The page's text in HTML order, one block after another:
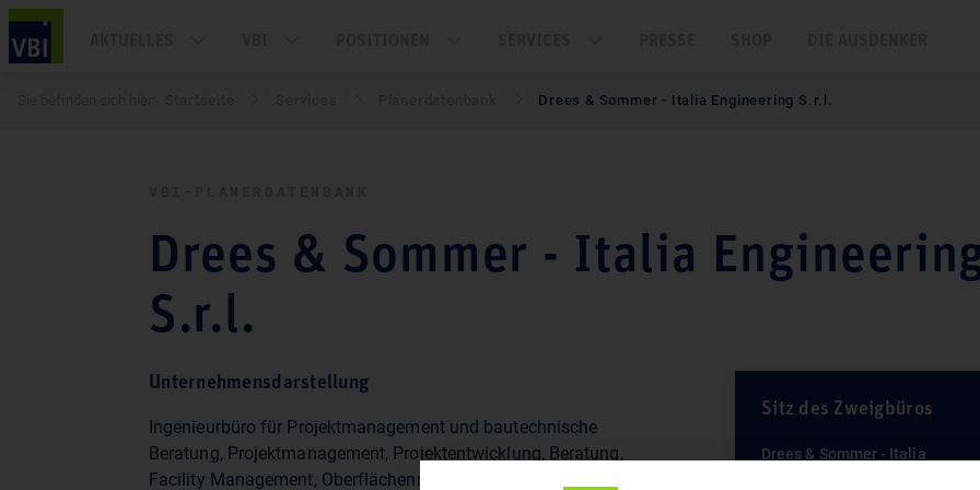
Drees & Sommer - Italia Engineering S.r.l.
Drees & Sommer - Italia
S.r.l.
Unternehmensdarstellung
Ingenieurbüro für Projektmanagement und bautechnische
Beratung, Projektmanagement, Projektentwicklung, Beratung,
Facility Management, Oberflächennahe Geothermie
Sitz des Zweigbüros
Drees & Sommer - Italia